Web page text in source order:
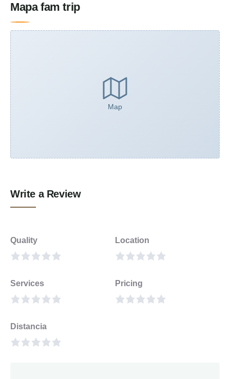
Mapa fam trip
Map
Write a Review
Quality Location
Services Pricing
Distancia